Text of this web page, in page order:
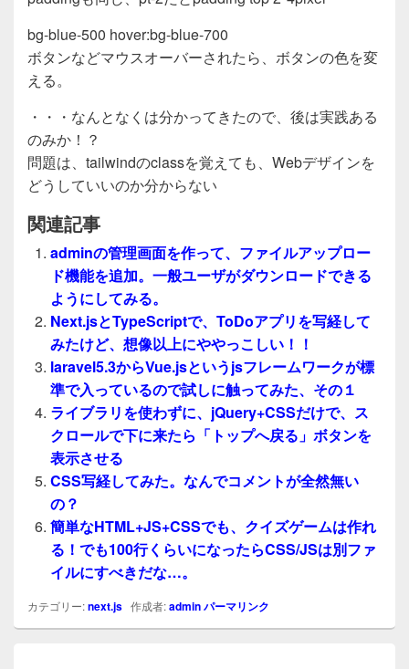
bg-blue-500 hover:bg-blue-700
ボタンなどマウスオーバーされたら、ボタンの色を変
える。
・・・なんとなくは分かってきたので、後は実践ある
のみか！？
問題は、tailwindのclassを覚えても、Webデザインを
どうしていいのか分からない
関連記事
adminの管理画面を作って、ファイルアップロー
ド機能を追加。一般ユーザがダウンロードできる
ようにしてみる。
Next.jsとTypeScriptで、ToDoアプリを写経して
みたけど、想像以上にややっこしい！！
laravel5.3からVue.jsというjsフレームワークが標
準で入っているので試しに触ってみた、その１
ライブラリを使わずに、jQuery+CSSだけで、ス
クロールで下に来たら「トップへ戻る」ボタンを
表示させる
CSS写経してみた。なんでコメントが全然無い
の？
簡単なHTML+JS+CSSでも、クイズゲームは作れ
る！でも100行くらいになったらCSS/JSは別ファ
イルにすべきだな…。
カテゴリー:next.js 作成者:adminパーマリンク